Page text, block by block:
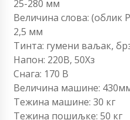
25-280 мм
Величина слова: (облик
2,5 мм
Тинта: гумени ваљак,
Напон: 220В, 50Хз
Снага: 170 В
Величина машине:
Тежина машине: 30 кг
Тежина пошиљке: 50 кг